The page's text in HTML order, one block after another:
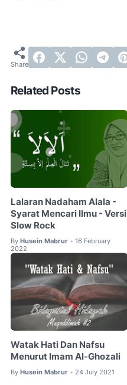
Related Posts
Lalaran Nadaham Alala -
Syarat Mencari Ilmu - Versi
Slow Rock
By Husein Mabrur • 16 February
2022
Watak Hati Dan Nafsu
Menurut Imam Al-Ghozali
By Husein Mabrur • 24 July 2021